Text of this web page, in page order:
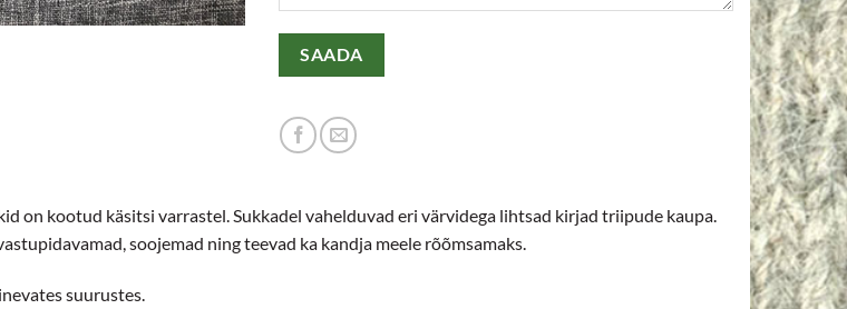
on kootud käsitsi varrastel. Sukkadel vahelduvad eri värvidega lihtsad kirjad triipude kaupa.
soojemad ning teevad ka kandja meele rõõmsamaks.
suurustes.